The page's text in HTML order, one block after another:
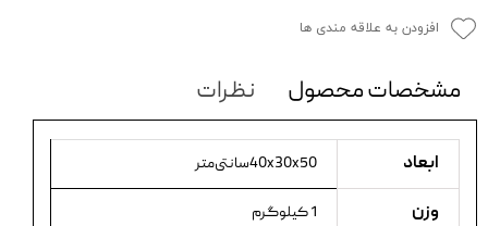
افزودن به علاقه مندی ها
مشخصات محصول نظرات
ابعاد 40x30x50سانتی‌متر
وزن 1 کیلوگرم